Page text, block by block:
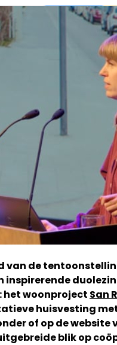
van de
inspirerende
woonproject San
huisvesting
of op de website
blik op